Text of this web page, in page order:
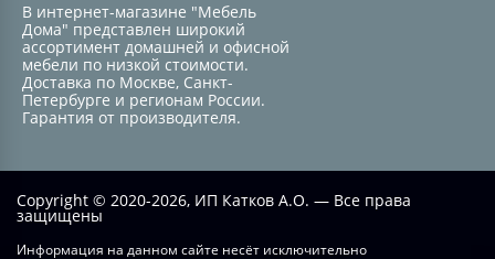
В интернет-магазине "Мебель
Дома" представлен широкий
ассортимент домашней и офисной
мебели по низкой стоимости.
Доставка по Москве, Санкт-
Петербурге и регионам России.
Гарантия от производителя.
Copyright © 2020-2026, ИП Катков А.О. — Все права
защищены
Информация на данном сайте несёт исключительно